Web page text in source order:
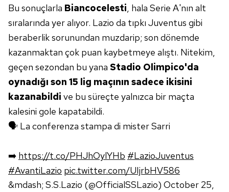
Bu sonuçlarla Biancocelesti, hala Serie A'nın alt
sıralarında yer alıyor. Lazio da tıpkı Juventus gibi
beraberlik sorunundan muzdarip; son dönemde
kazanmaktan çok puan kaybetmeye alıştı. Nitekim,
geçen sezondan bu yana Stadio Olimpico'da
oynadığı son 15 lig maçının sadece ikisini
kazanabildi ve bu süreçte yalnızca bir maçta
kalesini gole kapatabildi.
🗣️ La conferenza stampa di mister Sarri
➡️ https://t.co/PHJhOylYHb #LazioJuventus
#AvantiLazio pic.twitter.com/UIjrbHV586
&mdash; S.S.Lazio (@OfficialSSLazio) October 25,